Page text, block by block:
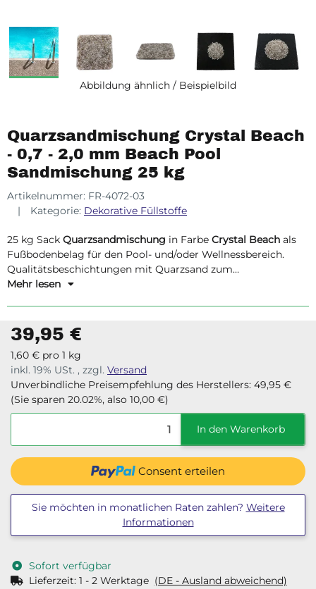
Abbildung ähnlich / Beispielbild
Quarzsandmischung Crystal Beach
- 0,7 - 2,0 mm Beach Pool
Sandmischung 25 kg
Artikelnummer: FR-4072-03
Kategorie: Dekorative Füllstoffe
25 kg Sack Quarzsandmischung in Farbe Crystal Beach als
Fußbodenbelag für den Pool- und/oder Wellnessbereich.
Qualitätsbeschichtungen mit Quarzsand zum
Selbermachen!
Mehr lesen
39,95 €
1,60 € pro 1 kg
inkl. 19% USt. , zzgl. Versand
Unverbindliche Preisempfehlung des Herstellers: 49,95 €
(Sie sparen 20.02%, also 10,00 €)
In den Warenkorb
Consent erteilen
Sie möchten in monatlichen Raten zahlen? Weitere
Informationen
Sofort verfügbar
Lieferzeit: 1 - 2 Werktage (DE - Ausland abweichend)